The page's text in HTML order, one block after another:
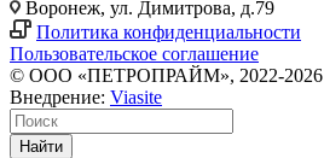
Воронеж, ул. Димитрова, д.79
Политика конфиденциальности
Пользовательское соглашение
© ООО «ПЕТРОПРАЙМ», 2022-2026
Внедрение: Viasite
Найти